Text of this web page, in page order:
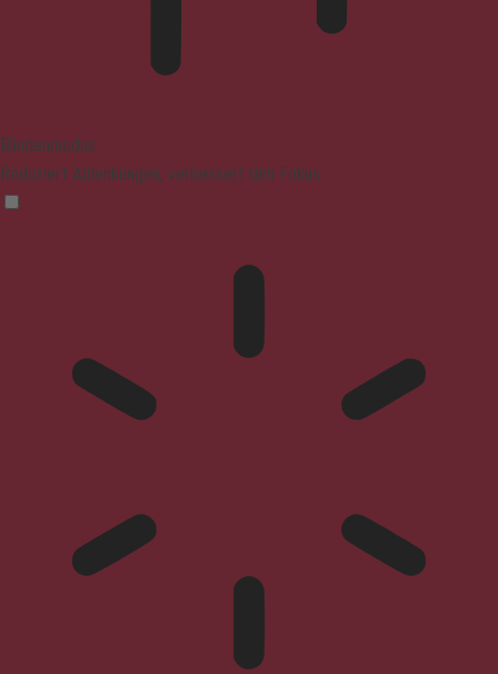
Blindenmodus
Reduziert Ablenkungen, verbessert den Fokus